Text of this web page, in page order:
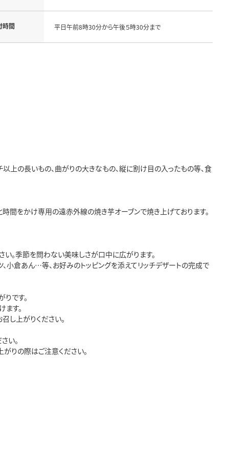
時間 平日午前8時30分から午後５時30分まで
の長いもの、曲がりの大きなもの、縦に割け目の入ったもの等、食
時間をかけ専用の遠赤外線の焼き芋オーブンで焼き上げております。
。季節を問わない美味しさが口中に広がります。
小倉あん…等、お好みのトッピングを添えてリッチデザートの完成で
です。
す。
し上がりください。
い。
りの際はご注意ください。